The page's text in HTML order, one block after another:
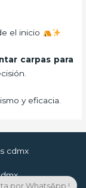
el inicio
carpas para
y eficacia.
cdmx
por WhatsApp !